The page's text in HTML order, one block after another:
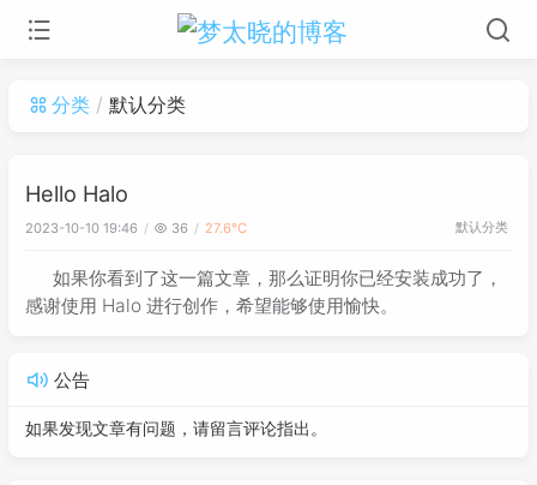
分类 默认分类
Hello Halo
2023-10-10 19:46 36 27.6℃ 默认分类
如果你看到了这一篇文章，那么证明你已经安装成功了，
感谢使用 Halo 进行创作，希望能够使用愉快。
公告
如果发现文章有问题，请留言评论指出。